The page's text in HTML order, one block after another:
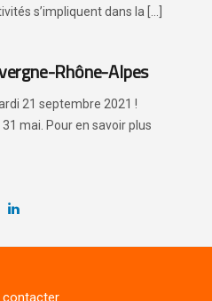
s’impliquent dans la [...]
Rhône-Alpes
21 septembre 2021 !
mai. Pour en savoir plus
contacter